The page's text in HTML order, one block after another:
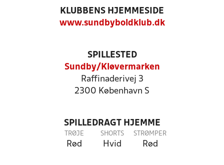
KLUBBENS HJEMMESIDE
www.sundbyboldklub.dk
SPILLESTED
Sundby/Kløvermarken
Raffinaderivej 3
2300 København S
SPILLEDRAGT HJEMME
TRØJE
Rød
SHORTS
Hvid
STRØMPER
Rød